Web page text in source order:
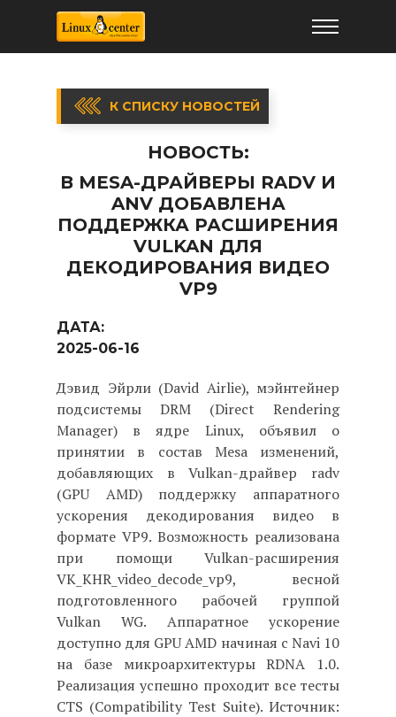
К СПИСКУ НОВОСТЕЙ
НОВОСТЬ:
В MESA-ДРАЙВЕРЫ RADV И
ANV ДОБАВЛЕНА
ПОДДЕРЖКА РАСШИРЕНИЯ
VULKAN ДЛЯ
ДЕКОДИРОВАНИЯ ВИДЕО
VP9
ДАТА:
2025-06-16
Дэвид Эйрли (David Airlie), мэйнтейнер
подсистемы DRM (Direct Rendering
Manager) в ядре Linux, объявил о
принятии в состав Mesa изменений,
добавляющих в Vulkan-драйвер radv
(GPU AMD) поддержку аппаратного
ускорения декодирования видео в
формате VP9. Возможность реализована
при помощи Vulkan-расширения
VK_KHR_video_decode_vp9, весной
подготовленного рабочей группой
Vulkan WG. Аппаратное ускорение
доступно для GPU AMD начиная с Navi 10
на базе микроархитектуры RDNA 1.0.
Реализация успешно проходит все тесты
CTS (Compatibility Test Suite). Источник: